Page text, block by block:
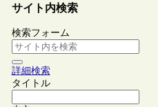
サイト内検索
検索フォーム
詳細検索
タイトル